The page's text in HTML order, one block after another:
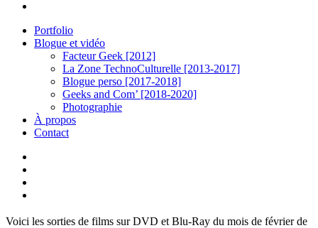
Portfolio
Blogue et vidéo
Facteur Geek [2012]
La Zone TechnoCulturelle [2013-2017]
Blogue perso [2017-2018]
Geeks and Com’ [2018-2020]
Photographie
À propos
Contact
Voici les sorties de films sur DVD et Blu-Ray du mois de février de